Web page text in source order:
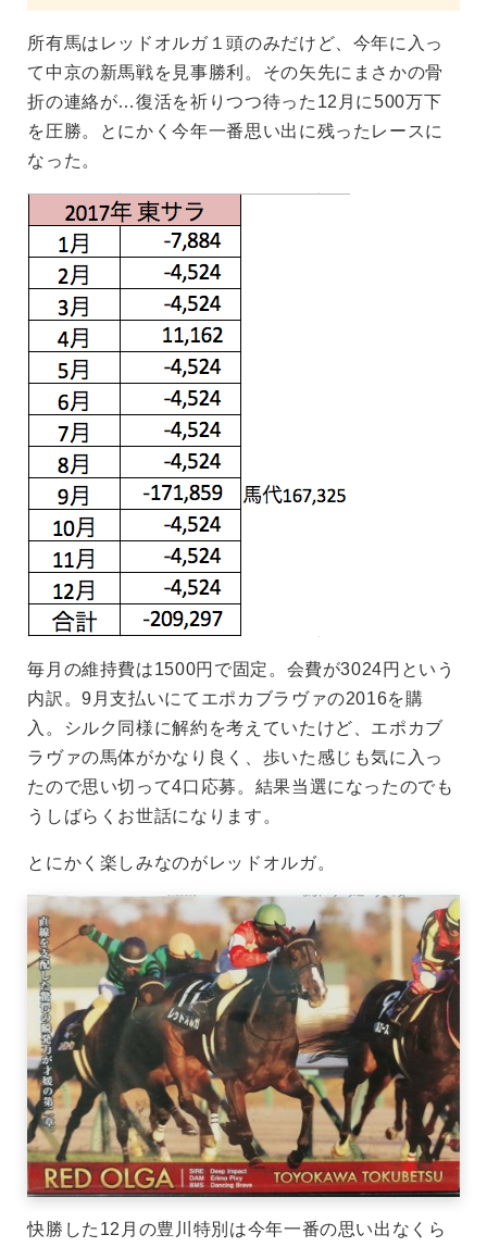
所有馬はレッドオルガ１頭のみだけど、今年に入っ
て中京の新馬戦を見事勝利。その矢先にまさかの骨
折の連絡が…復活を祈りつつ待った12月に500万下
を圧勝。とにかく今年一番思い出に残ったレースに
なった。
毎月の維持費は1500円で固定。会費が3024円という
内訳。9月支払いにてエポカブラヴァの2016を購
入。シルク同様に解約を考えていたけど、エポカブ
ラヴァの馬体がかなり良く、歩いた感じも気に入っ
たので思い切って4口応募。結果当選になったのでも
うしばらくお世話になります。
とにかく楽しみなのがレッドオルガ。
快勝した12月の豊川特別は今年一番の思い出なくら